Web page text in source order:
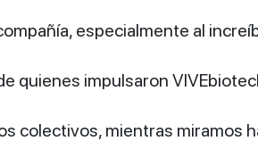
especialmente al
quienes impulsaron
colectivos, mientras miramos